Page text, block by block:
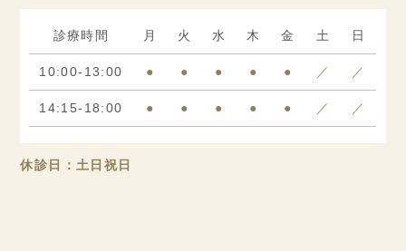
診療時間 月 火 水 木 金 土 日
10:00-13:00 ● ● ● ● ● ／ ／
14:15-18:00 ● ● ● ● ● ／ ／
休診日：土日祝日